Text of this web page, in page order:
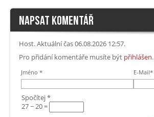
NAPSAT KOMENTÁŘ
Host. Aktuální čas 06.08.2026 12:57.
Pro přidání komentáře musíte být přihlášen.
Jméno * E-Mail*
Spočítej *
27 − 20 =